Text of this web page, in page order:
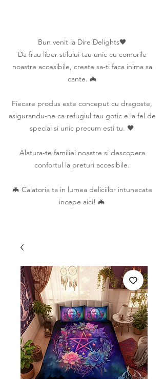
Bun venit la Dire Delights🖤
Da frau liber stilului tau unic cu comorile
noastre accesibile, create sa-ti faca inima sa
cante. 🦇
Fiecare produs este conceput cu dragoste,
asigurandu-ne ca refugiul tau gotic e la fel de
special si unic precum esti tu. 🖤
Alatura-te familiei noastre si descopera
confortul la preturi accesibile.
🦇 Calatoria ta in lumea deliciilor intunecate
incepe aici! 🦇